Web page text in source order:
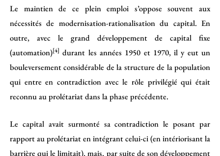
Le maintien de ce plein emploi s’oppose souvent aux
nécessités de modernisation-rationalisation du capital. En
outre, avec le grand développement de capital fixe
(automation)[4] durant les années 1950 et 1970, il y eut un
bouleversement considérable de la structure de la population
qui entre en contradiction avec le rôle privilégié qui était
reconnu au prolétariat dans la phase précédente.
Le capital avait surmonté sa contradiction le posant par
rapport au prolétariat en intégrant celui-ci (en intériorisant la
barrière qui le limitait), mais, par suite de son développement